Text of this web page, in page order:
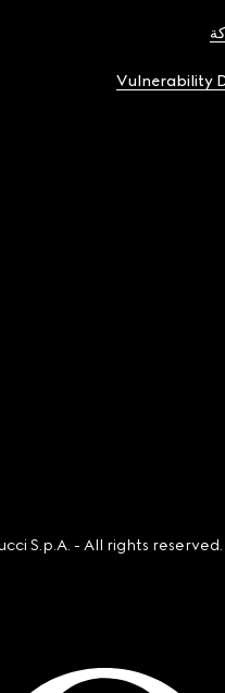
Vulnerability